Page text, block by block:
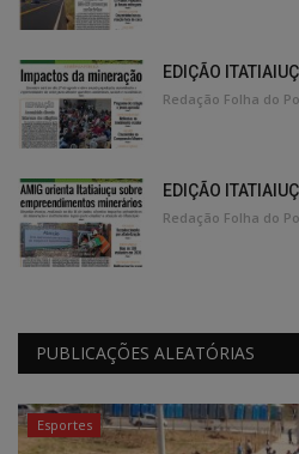
EDIÇÃO
Redação Folha do
EDIÇÃO
Redação Folha do
PUBLICAÇÕES ALEATÓRIAS
Esportes